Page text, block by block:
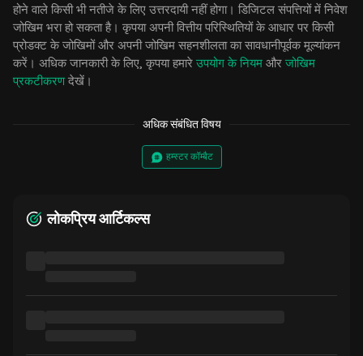
होने वाले किसी भी नतीजे के लिए उत्तरदायी नहीं होगा। डिजिटल संपत्तियों में निवेश
जोखिम भरा हो सकता है। कृपया अपनी वित्तीय परिस्थितियों के आधार पर किसी
प्रोडक्ट के जोखिमों और अपनी जोखिम सहनशीलता का सावधानीपूर्वक मूल्यांकन
करें। अधिक जानकारी के लिए, कृपया हमारे उपयोग के नियम और जोखिम
प्रकटीकरणदेखें।
अधिक संबंधित विषय
हम्स्टर कॉम्बैट
लोकप्रिय आर्टिकल्स